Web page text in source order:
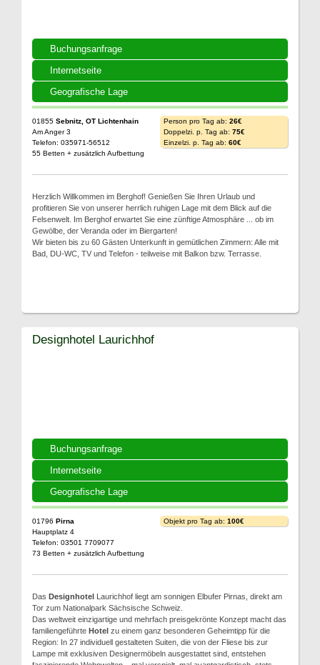
Buchungsanfrage
Internetseite
Geografische Lage
01855 Sebnitz, OT Lichtenhain
Am Anger 3
Telefon: 035971-56512
55 Betten + zusätzlich Aufbettung
Person pro Tag ab: 26€
Doppelzi. p. Tag ab: 75€
Einzelzi. p. Tag ab: 60€
Herzlich Willkommen im Berghof! Genießen Sie Ihren Urlaub und
profitieren Sie von unserer herrlich ruhigen Lage mit dem Blick auf die
Felsenwelt. Im Berghof erwartet Sie eine zünftige Atmosphäre ... ob im
Gewölbe, der Veranda oder im Biergarten!
Wir bieten bis zu 60 Gästen Unterkunft in gemütlichen Zimmern: Alle mit
Bad, DU-WC, TV und Telefon - teilweise mit Balkon bzw. Terrasse.
Buchungsanfrage
Internetseite
Geografische Lage
Designhotel Laurichhof
01796 Pirna
Hauptplatz 4
Telefon: 03501 7709077
73 Betten + zusätzlich Aufbettung
Objekt pro Tag ab: 100€
Das Designhotel Laurichhof liegt am sonnigen Elbufer Pirnas, direkt am
Tor zum Nationalpark Sächsische Schweiz.
Das weltweit einzigartige und mehrfach preisgekrönte Konzept macht das
familiengeführte Hotel zu einem ganz besonderen Geheimtipp für die
Region: In 27 individuell gestalteten Suiten, die von der Fliese bis zur
Lampe mit exklusiven Designermöbeln ausgestattet sind, entstehen